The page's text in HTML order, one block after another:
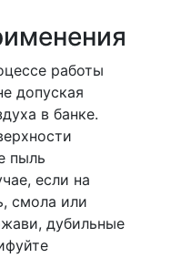
работы
допуская
в банке.
пыль
если на
смола или
дубильные